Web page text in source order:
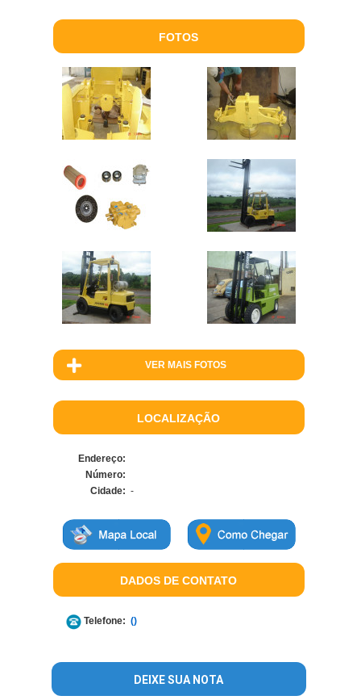
FOTOS
VER MAIS FOTOS
LOCALIZAÇÃO
Endereço:
Número:
Cidade: -
DADOS DE CONTATO
Telefone: ()
DEIXE SUA NOTA